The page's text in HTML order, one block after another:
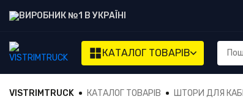
ВИРОБНИК №1 В УКРАЇНІ
КАТАЛОГ ТОВАРІВ
VISTRIMTRUCK КАТАЛОГ ТОВАРІВ ШТОРИ ДЛЯ